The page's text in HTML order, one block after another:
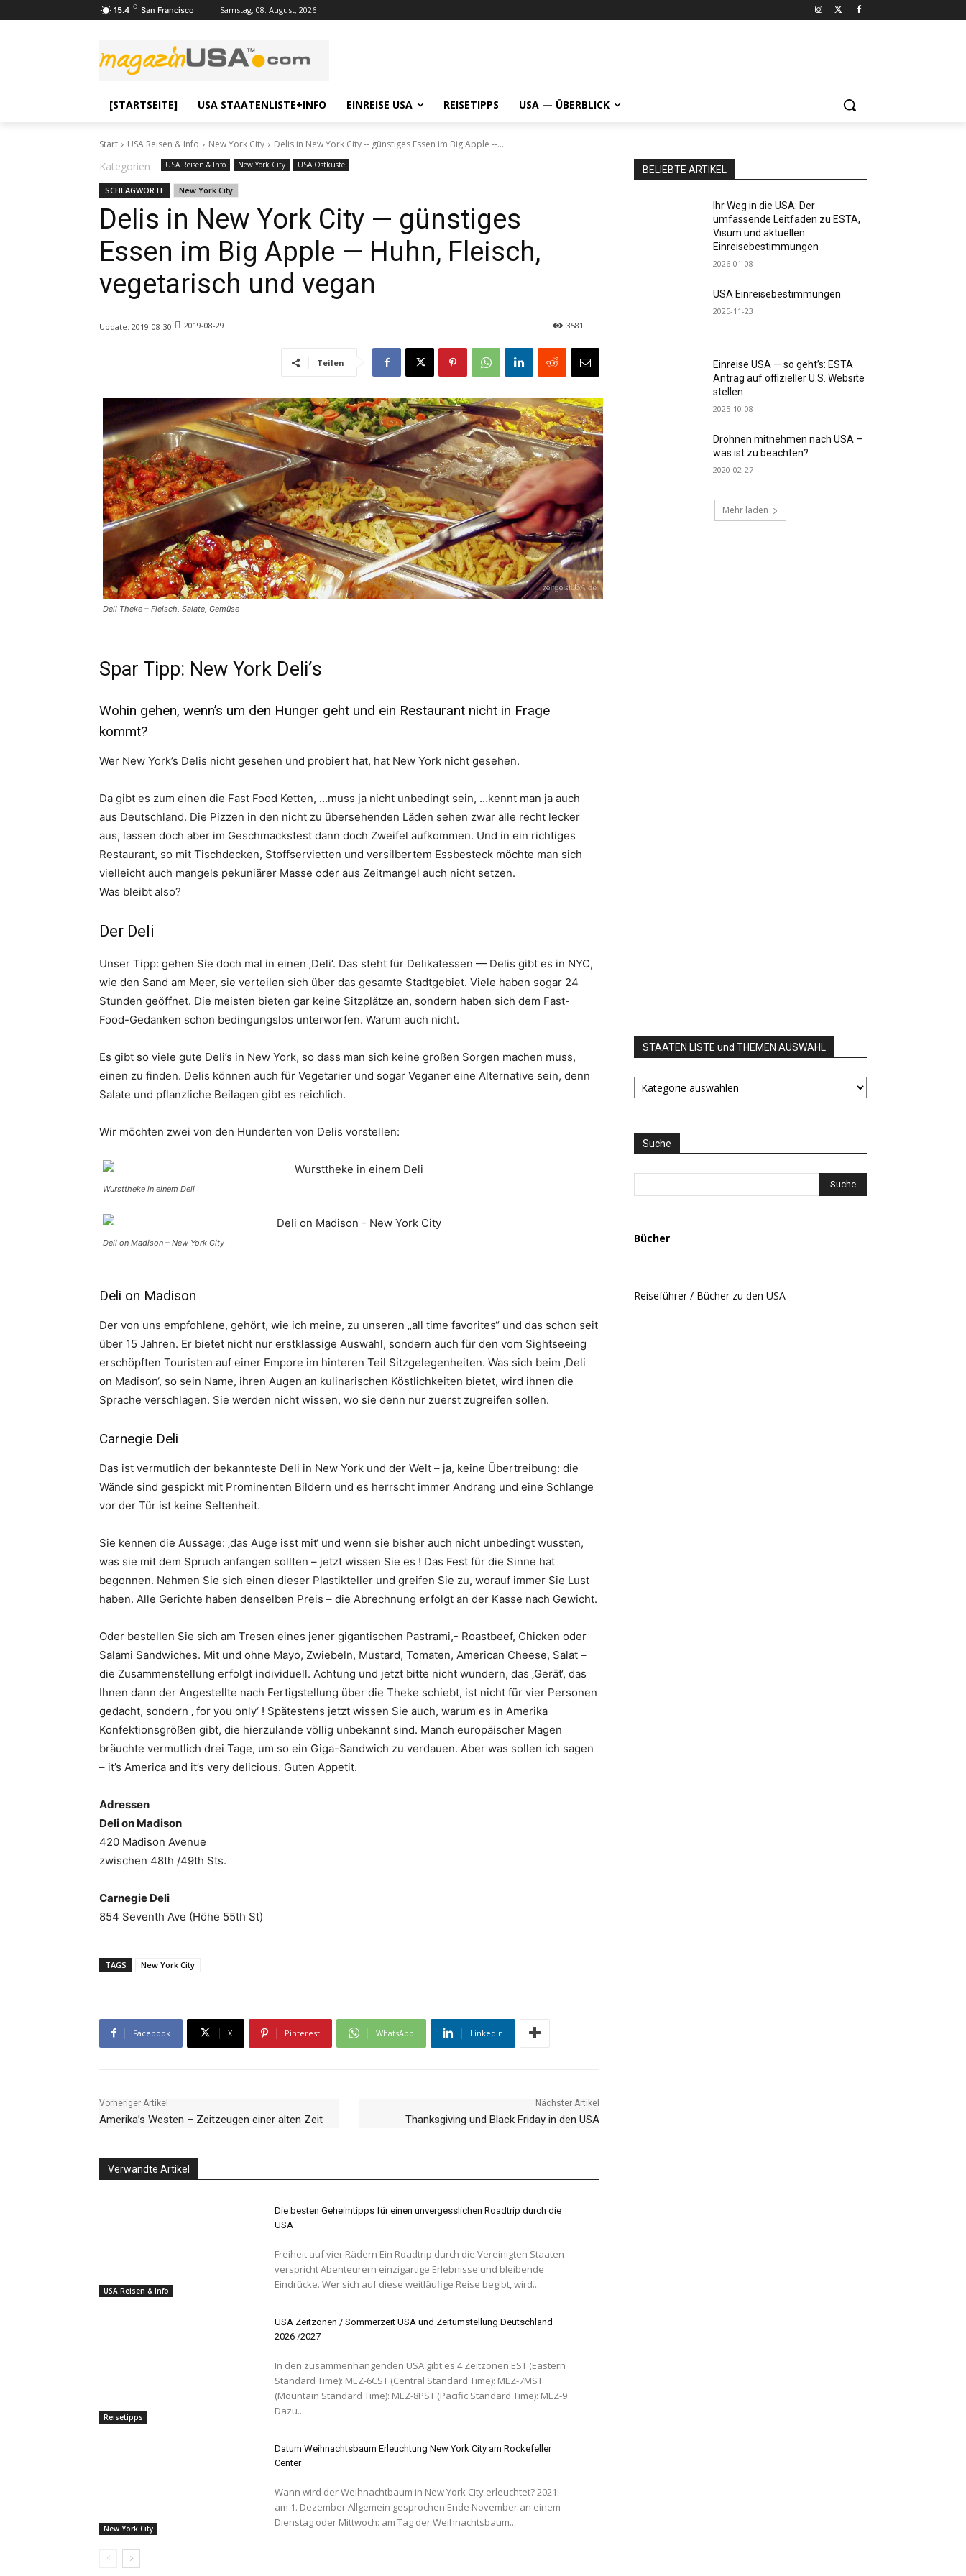
15.4 C San Francisco Samstag, 08. August, 2026
[STARTSEITE] USA STAATENLISTE+INFO EINREISE USA REISETIPPS USA — ÜBERBLICK
Start USA Reisen & Info New York City Delis in New York City -- günstiges Essen im Big Apple --...
Kategorien USA Reisen & Info New York City USA Ostküste
SCHLAGWORTE New York City
Delis in New York City — günstiges
Essen im Big Apple — Huhn, Fleisch,
vegetarisch und vegan
Update: 2019-08-30 2019-08-29 3581
Teilen
Deli Theke – Fleisch, Salate, Gemüse
Spar Tipp: New York Deli’s
Wohin gehen, wenn’s um den Hunger geht und ein Restaurant nicht in Frage
kommt?
Wer New York’s Delis nicht gesehen und probiert hat, hat New York nicht gesehen.
Da gibt es zum einen die Fast Food Ketten, …muss ja nicht unbedingt sein, …kennt man ja auch
aus Deutschland. Die Pizzen in den nicht zu übersehenden Läden sehen zwar alle recht lecker
aus, lassen doch aber im Geschmackstest dann doch Zweifel aufkommen. Und in ein richtiges
Restaurant, so mit Tischdecken, Stoffservietten und versilbertem Essbesteck möchte man sich
vielleicht auch mangels pekuniärer Masse oder aus Zeitmangel auch nicht setzen.
Was bleibt also?
Der Deli
Unser Tipp: gehen Sie doch mal in einen ‚Deli‘. Das steht für Delikatessen — Delis gibt es in NYC,
wie den Sand am Meer, sie verteilen sich über das gesamte Stadtgebiet. Viele haben sogar 24
Stunden geöffnet. Die meisten bieten gar keine Sitzplätze an, sondern haben sich dem Fast-
Food-Gedanken schon bedingungslos unterworfen. Warum auch nicht.
Es gibt so viele gute Deli’s in New York, so dass man sich keine großen Sorgen machen muss,
einen zu finden. Delis können auch für Vegetarier und sogar Veganer eine Alternative sein, denn
Salate und pflanzliche Beilagen gibt es reichlich.
Wir möchten zwei von den Hunderten von Delis vorstellen:
Wursttheke in einem Deli
Deli on Madison – New York City
Deli on Madison
Der von uns empfohlene, gehört, wie ich meine, zu unseren „all time favorites“ und das schon seit
über 15 Jahren. Er bietet nicht nur erstklassige Auswahl, sondern auch für den vom Sightseeing
erschöpften Touristen auf einer Empore im hinteren Teil Sitzgelegenheiten. Was sich beim ‚Deli
on Madison‘, so sein Name, ihren Augen an kulinarischen Köstlichkeiten bietet, wird ihnen die
Sprache verschlagen. Sie werden nicht wissen, wo sie denn nur zuerst zugreifen sollen.
Carnegie Deli
Das ist vermutlich der bekannteste Deli in New York und der Welt – ja, keine Übertreibung: die
Wände sind gespickt mit Prominenten Bildern und es herrscht immer Andrang und eine Schlange
vor der Tür ist keine Seltenheit.
Sie kennen die Aussage: ‚das Auge isst mit‘ und wenn sie bisher auch nicht unbedingt wussten,
was sie mit dem Spruch anfangen sollten – jetzt wissen Sie es ! Das Fest für die Sinne hat
begonnen. Nehmen Sie sich einen dieser Plastikteller und greifen Sie zu, worauf immer Sie Lust
haben. Alle Gerichte haben denselben Preis – die Abrechnung erfolgt an der Kasse nach Gewicht.
Oder bestellen Sie sich am Tresen eines jener gigantischen Pastrami,- Roastbeef, Chicken oder
Salami Sandwiches. Mit und ohne Mayo, Zwiebeln, Mustard, Tomaten, American Cheese, Salat –
die Zusammenstellung erfolgt individuell. Achtung und jetzt bitte nicht wundern, das ‚Gerät‘, das
Ihnen dann der Angestellte nach Fertigstellung über die Theke schiebt, ist nicht für vier Personen
gedacht, sondern ‚ for you only‘ ! Spätestens jetzt wissen Sie auch, warum es in Amerika
Konfektionsgrößen gibt, die hierzulande völlig unbekannt sind. Manch europäischer Magen
bräuchte vermutlich drei Tage, um so ein Giga-Sandwich zu verdauen. Aber was sollen ich sagen
– it’s America and it’s very delicious. Guten Appetit.
Adressen
Deli on Madison
420 Madison Avenue
zwischen 48th /49th Sts.
Carnegie Deli
854 Seventh Ave (Höhe 55th St)
TAGS New York City
Facebook X Pinterest WhatsApp Linkedin
Vorheriger Artikel
Amerika’s Westen – Zeitzeugen einer alten Zeit
Nächster Artikel
Thanksgiving und Black Friday in den USA
Verwandte Artikel
USA Reisen & Info
Die besten Geheimtipps für einen unvergesslichen Roadtrip durch die
USA
Freiheit auf vier Rädern Ein Roadtrip durch die Vereinigten Staaten
verspricht Abenteurern einzigartige Erlebnisse und bleibende
Eindrücke. Wer sich auf diese weitläufige Reise begibt, wird...
Reisetipps
USA Zeitzonen / Sommerzeit USA und Zeitumstellung Deutschland
2026 /2027
In den zusammenhängenden USA gibt es 4 Zeitzonen:EST (Eastern
Standard Time): MEZ-6CST (Central Standard Time): MEZ-7MST
(Mountain Standard Time): MEZ-8PST (Pacific Standard Time): MEZ-9
Dazu...
New York City
Datum Weihnachtsbaum Erleuchtung New York City am Rockefeller
Center
Wann wird der Weihnachtbaum in New York City erleuchtet? 2021:
am 1. Dezember Allgemein gesprochen Ende November an einem
Dienstag oder Mittwoch: am Tag der Weihnachtsbaum...
BELIEBTE ARTIKEL
Ihr Weg in die USA: Der
umfassende Leitfaden zu ESTA,
Visum und aktuellen
Einreisebestimmungen
2026-01-08
USA Einreisebestimmungen
2025-11-23
Einreise USA — so geht’s: ESTA
Antrag auf offizieller U.S. Website
stellen
2025-10-08
Drohnen mitnehmen nach USA –
was ist zu beachten?
2020-02-27
Mehr laden
STAATEN LISTE und THEMEN AUSWAHL
STAATEN
LISTE
AUSWAHL
Suche
Bücher
Reiseführer / Bücher zu den USA